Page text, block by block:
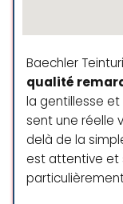
Baechler
qualité
la gentillesse et
sent une réelle
delà de la
est attentive et